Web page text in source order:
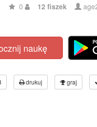
0 12 fiszek
naukę
drukuj graj